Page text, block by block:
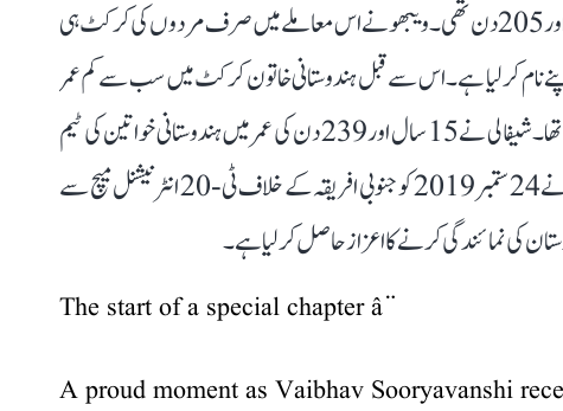
کرکٹ میں قدم رکھا تھا۔ اس وقت ان کی عمر 16 سال اور 205 دن تھی۔ ویبھو نے اس معاملے میں صرف مردوں کی کرکٹ ہی
اپنے نام کر لیا ہے۔ اس سے قبل ہندوستانی خاتون کرکٹ میں سب سے کم عمر
میں بین الاقوامی ڈیبیو کرنے کا ریکارڈ شیفالی ورما کے نام تھا۔ شیفالی نے 15 سال اور 239 دن کی عمر میں ہندوستانی خواتین کی ٹیم
کے لیے بین الاقوامی کرکٹ میں قدم رکھا تھا۔ انہوں نے 24 ستمبر 2019 کو جنوبی افریقہ کے خلاف ٹی-20 انٹرنیشنل میچ سے
کی نمائندگی کرنے کا اعزاز حاصل کر لیا ہے۔
The start of a special chapter â¨
A proud moment as Vaibhav Sooryavanshi